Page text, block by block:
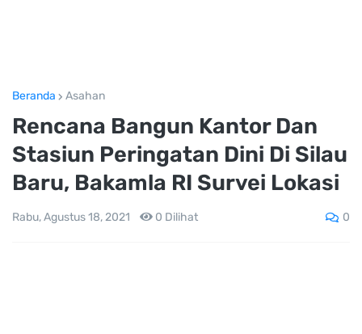
Beranda Asahan
Rencana Bangun Kantor Dan
Stasiun Peringatan Dini Di Silau
Baru, Bakamla RI Survei Lokasi
Rabu, Agustus 18, 2021 0 Dilihat 0